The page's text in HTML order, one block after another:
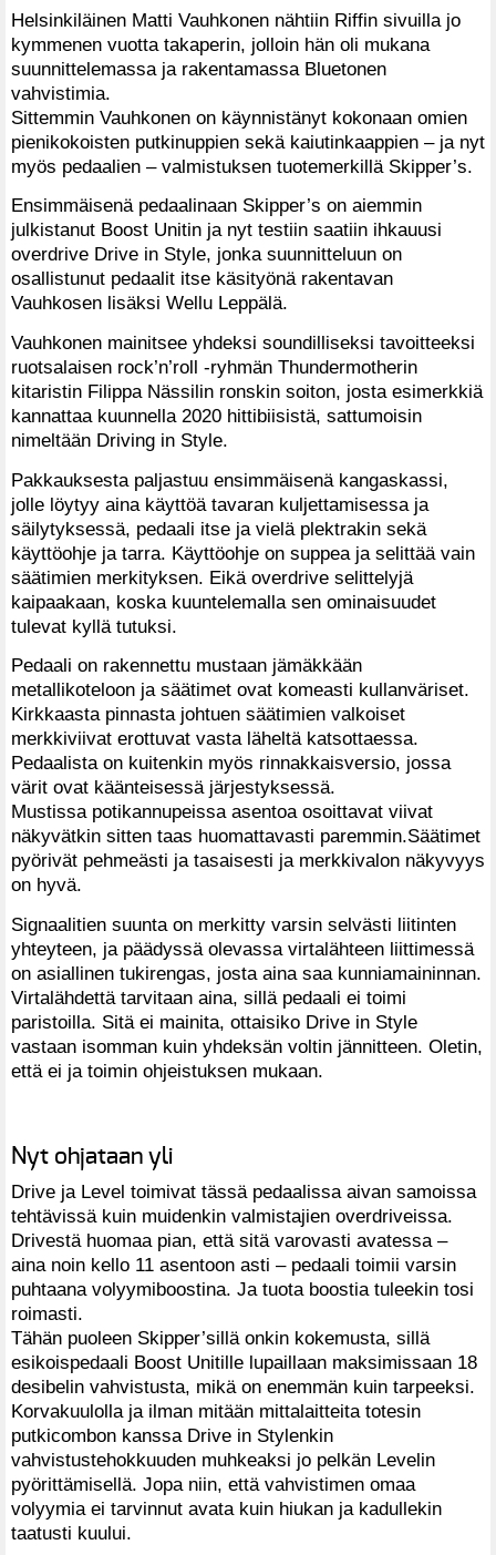
Helsinkiläinen Matti Vauhkonen nähtiin Riffin sivuilla jo
kymmenen vuotta takaperin, jolloin hän oli mukana
suunnittelemassa ja rakentamassa Bluetonen
vahvistimia.
Sittemmin Vauhkonen on käynnistänyt kokonaan omien
pienikokoisten putkinuppien sekä kaiutinkaappien – ja nyt
myös pedaalien – valmistuksen tuotemerkillä Skipper’s.
Ensimmäisenä pedaalinaan Skipper’s on aiemmin
julkistanut Boost Unitin ja nyt testiin saatiin ihkauusi
overdrive Drive in Style, jonka suunnitteluun on
osallistunut pedaalit itse käsityönä rakentavan
Vauhkosen lisäksi Wellu Leppälä.
Vauhkonen mainitsee yhdeksi soundilliseksi tavoitteeksi
ruotsalaisen rock’n’roll -ryhmän Thundermotherin
kitaristin Filippa Nässilin ronskin soiton, josta esimerkkiä
kannattaa kuunnella 2020 hittibiisistä, sattumoisin
nimeltään Driving in Style.
Pakkauksesta paljastuu ensimmäisenä kangaskassi,
jolle löytyy aina käyttöä tavaran kuljettamisessa ja
säilytyksessä, pedaali itse ja vielä plektrakin sekä
käyttöohje ja tarra. Käyttöohje on suppea ja selittää vain
säätimien merkityksen. Eikä overdrive selittelyjä
kaipaakaan, koska kuuntelemalla sen ominaisuudet
tulevat kyllä tutuksi.
Pedaali on rakennettu mustaan jämäkkään
metallikoteloon ja säätimet ovat komeasti kullanväriset.
Kirkkaasta pinnasta johtuen säätimien valkoiset
merkkiviivat erottuvat vasta läheltä katsottaessa.
Pedaalista on kuitenkin myös rinnakkaisversio, jossa
värit ovat käänteisessä järjestyksessä.
Mustissa potikannupeissa asentoa osoittavat viivat
näkyvätkin sitten taas huomattavasti paremmin.Säätimet
pyörivät pehmeästi ja tasaisesti ja merkkivalon näkyvyys
on hyvä.
Signaalitien suunta on merkitty varsin selvästi liitinten
yhteyteen, ja päädyssä olevassa virtalähteen liittimessä
on asiallinen tukirengas, josta aina saa kunniamaininnan.
Virtalähdettä tarvitaan aina, sillä pedaali ei toimi
paristoilla. Sitä ei mainita, ottaisiko Drive in Style
vastaan isomman kuin yhdeksän voltin jännitteen. Oletin,
että ei ja toimin ohjeistuksen mukaan.
Nyt ohjataan yli
Drive ja Level toimivat tässä pedaalissa aivan samoissa
tehtävissä kuin muidenkin valmistajien overdriveissa.
Drivestä huomaa pian, että sitä varovasti avatessa –
aina noin kello 11 asentoon asti – pedaali toimii varsin
puhtaana volyymiboostina. Ja tuota boostia tuleekin tosi
roimasti.
Tähän puoleen Skipper’sillä onkin kokemusta, sillä
esikoispedaali Boost Unitille lupaillaan maksimissaan 18
desibelin vahvistusta, mikä on enemmän kuin tarpeeksi.
Korvakuulolla ja ilman mitään mittalaitteita totesin
putkicombon kanssa Drive in Stylenkin
vahvistustehokkuuden muhkeaksi jo pelkän Levelin
pyörittämisellä. Jopa niin, että vahvistimen omaa
volyymia ei tarvinnut avata kuin hiukan ja kadullekin
taatusti kuului.